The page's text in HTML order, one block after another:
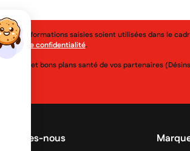
les informations saisies soient utilisées dans le
de confidentialité.
et bons plans santé de vos partenaires
sommes-nous